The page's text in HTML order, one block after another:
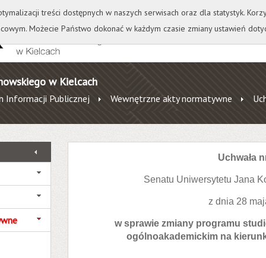
Biblioteka Wydawnictwo Wirtualna Uczelnia A A A
w Kielcach
Informacji Publicznej Wewnętrzne akty normatywne
Uchwała
Senatu Uniwersytetu Jana
z dnia 28
w sprawie zmiany programu
ogólnoakademickim na
treści dostępnych w naszych serwisach oraz dla statystyk.
Możecie Państwo dokonać w każdym czasie zmiany ustawień